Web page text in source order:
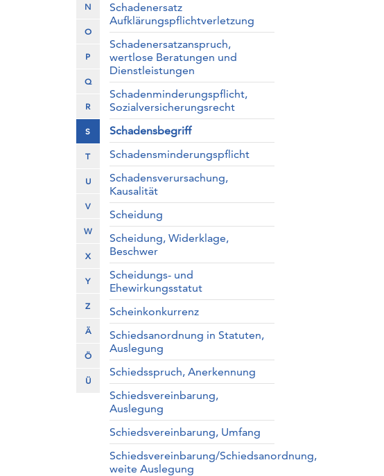
N
O
P
Q
R
S
T
U
V
W
X
Y
Z
Ä
Ö
Ü
Schadenersatz
Aufklärungspflichtverletzung
Schadenersatzanspruch,
wertlose Beratungen und
Dienstleistungen
Schadenminderungspflicht,
Sozialversicherungsrecht
Schadensbegriff
Schadensminderungspflicht
Schadensverursachung,
Kausalität
Scheidung
Scheidung, Widerklage,
Beschwer
Scheidungs- und
Ehewirkungsstatut
Scheinkonkurrenz
Schiedsanordnung in Statuten,
Auslegung
Schiedsspruch, Anerkennung
Schiedsvereinbarung,
Auslegung
Schiedsvereinbarung, Umfang
Schiedsvereinbarung/Schiedsanordnung,
weite Auslegung